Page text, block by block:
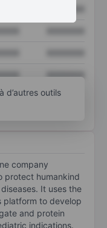
XXXXXXX
d’autres outils
company
protect humankind
It uses the
platform to develop
and protein
indications.